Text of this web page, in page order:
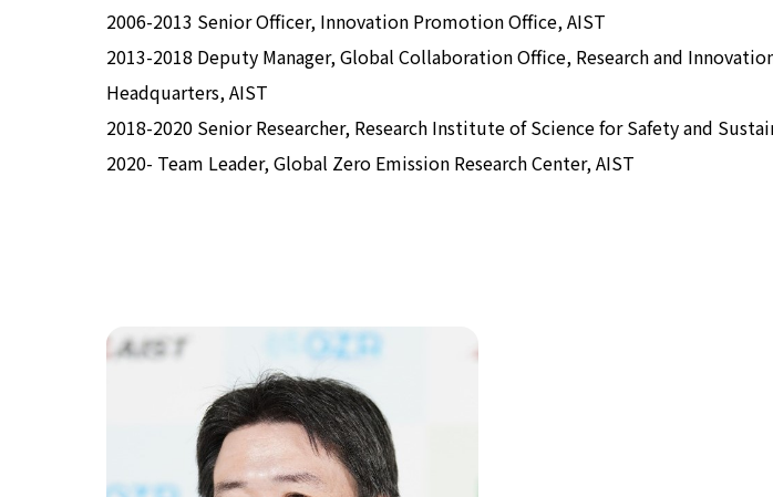
2006-2013 Senior Officer, Innovation Promotion Office, AIST
2013-2018 Deputy Manager, Global Collaboration Office, Research and
Headquarters, AIST
2018-2020 Senior Researcher, Research Institute of Science for Safety and
2020- Team Leader, Global Zero Emission Research Center, AIST